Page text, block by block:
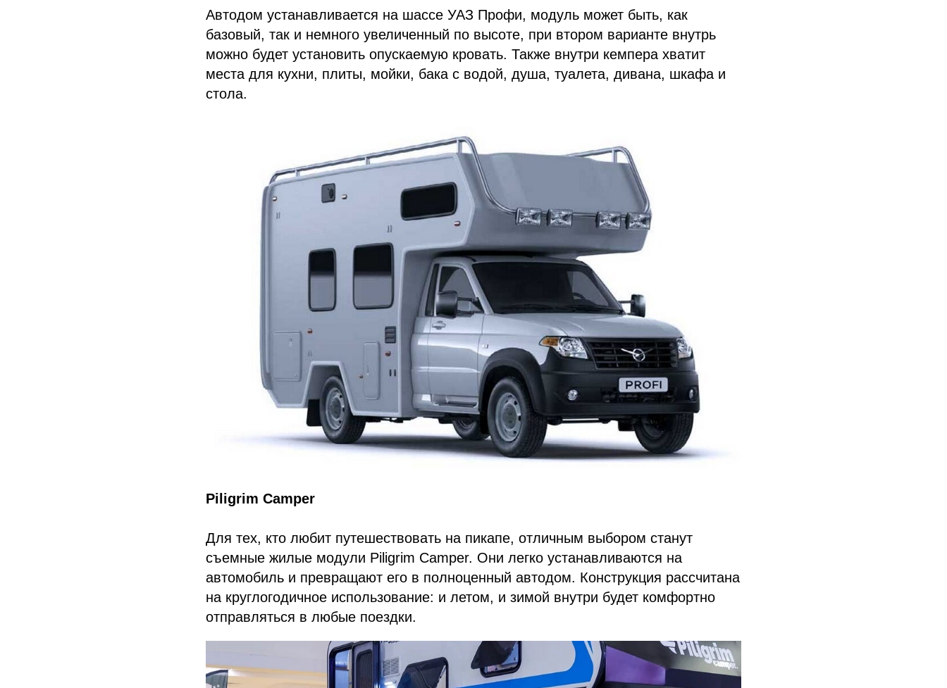
Автодом устанавливается на шассе УАЗ Профи, модуль может быть, как
базовый, так и немного увеличенный по высоте, при втором варианте внутрь
можно будет установить опускаемую кровать. Также внутри кемпера хватит
места для кухни, плиты, мойки, бака с водой, душа, туалета, дивана, шкафа и
стола.
Piligrim Camper
Для тех, кто любит путешествовать на пикапе, отличным выбором станут
съемные жилые модули Piligrim Camper. Они легко устанавливаются на
автомобиль и превращают его в полноценный автодом. Конструкция рассчитана
на круглогодичное использование: и летом, и зимой внутри будет комфортно
отправляться в любые поездки.